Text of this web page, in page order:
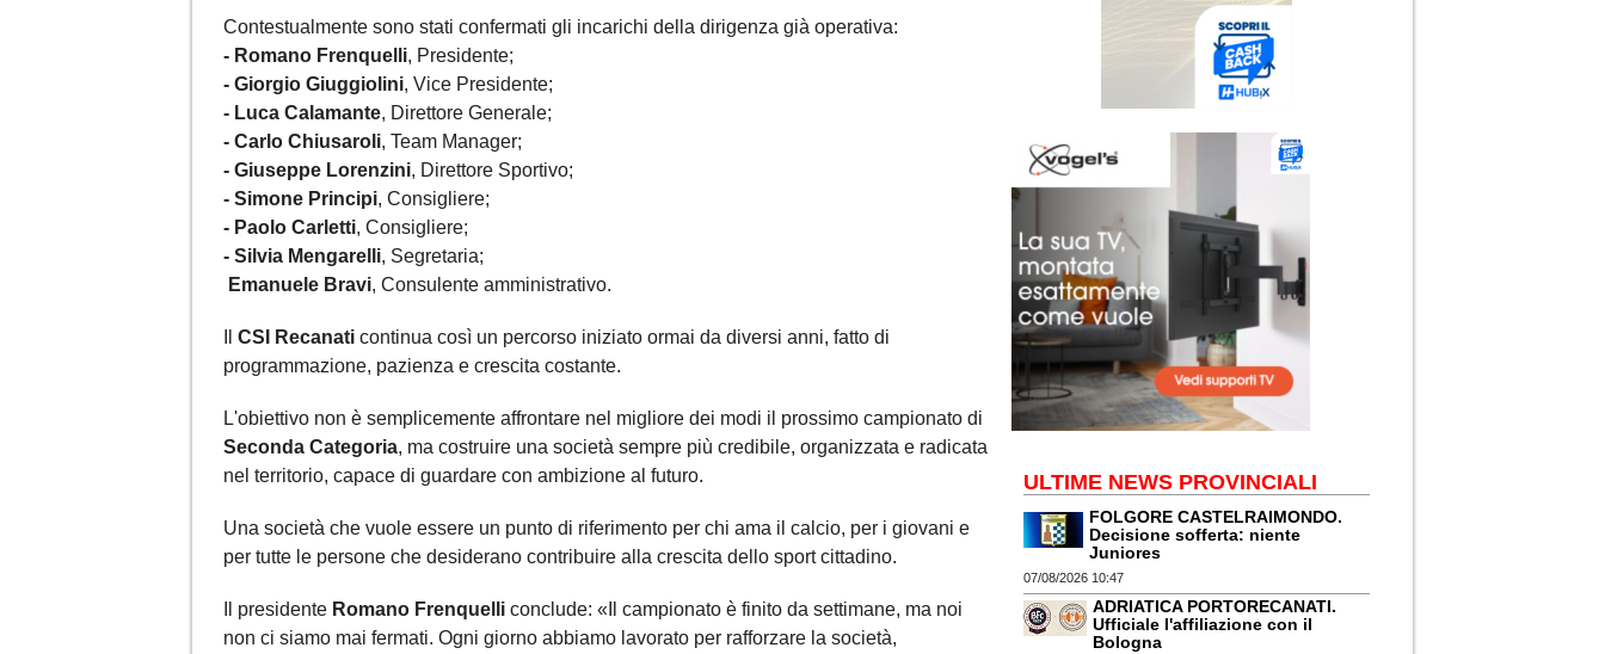
Contestualmente sono stati confermati gli incarichi della dirigenza già operativa:
- Romano Frenquelli, Presidente;
- Giorgio Giuggiolini, Vice Presidente;
- Luca Calamante, Direttore Generale;
- Carlo Chiusaroli, Team Manager;
- Giuseppe Lorenzini, Direttore Sportivo;
- Simone Principi, Consigliere;
- Paolo Carletti, Consigliere;
- Silvia Mengarelli, Segretaria;
Emanuele Bravi, Consulente amministrativo.
CSI Recanati continua così un percorso iniziato ormai da diversi anni, fatto di
programmazione, pazienza e crescita costante.
L'obiettivo non è semplicemente affrontare nel migliore dei modi il prossimo campionato di
Seconda Categoria, ma costruire una società sempre più credibile, organizzata e radicata
nel territorio, capace di guardare con ambizione al futuro.
Una società che vuole essere un punto di riferimento per chi ama il calcio, per i giovani e
per tutte le persone che desiderano contribuire alla crescita dello sport cittadino.
Il presidente Romano Frenquelli conclude: «Il campionato è finito da settimane, ma noi
non ci siamo mai fermati. Ogni giorno abbiamo lavorato per rafforzare la società,
ULTIME NEWS PROVINCIALI
FOLGORE CASTELRAIMONDO.
Decisione sofferta: niente
Juniores
07/08/2026 10:47
ADRIATICA PORTORECANATI.
Ufficiale l'affiliazione con il
Bologna